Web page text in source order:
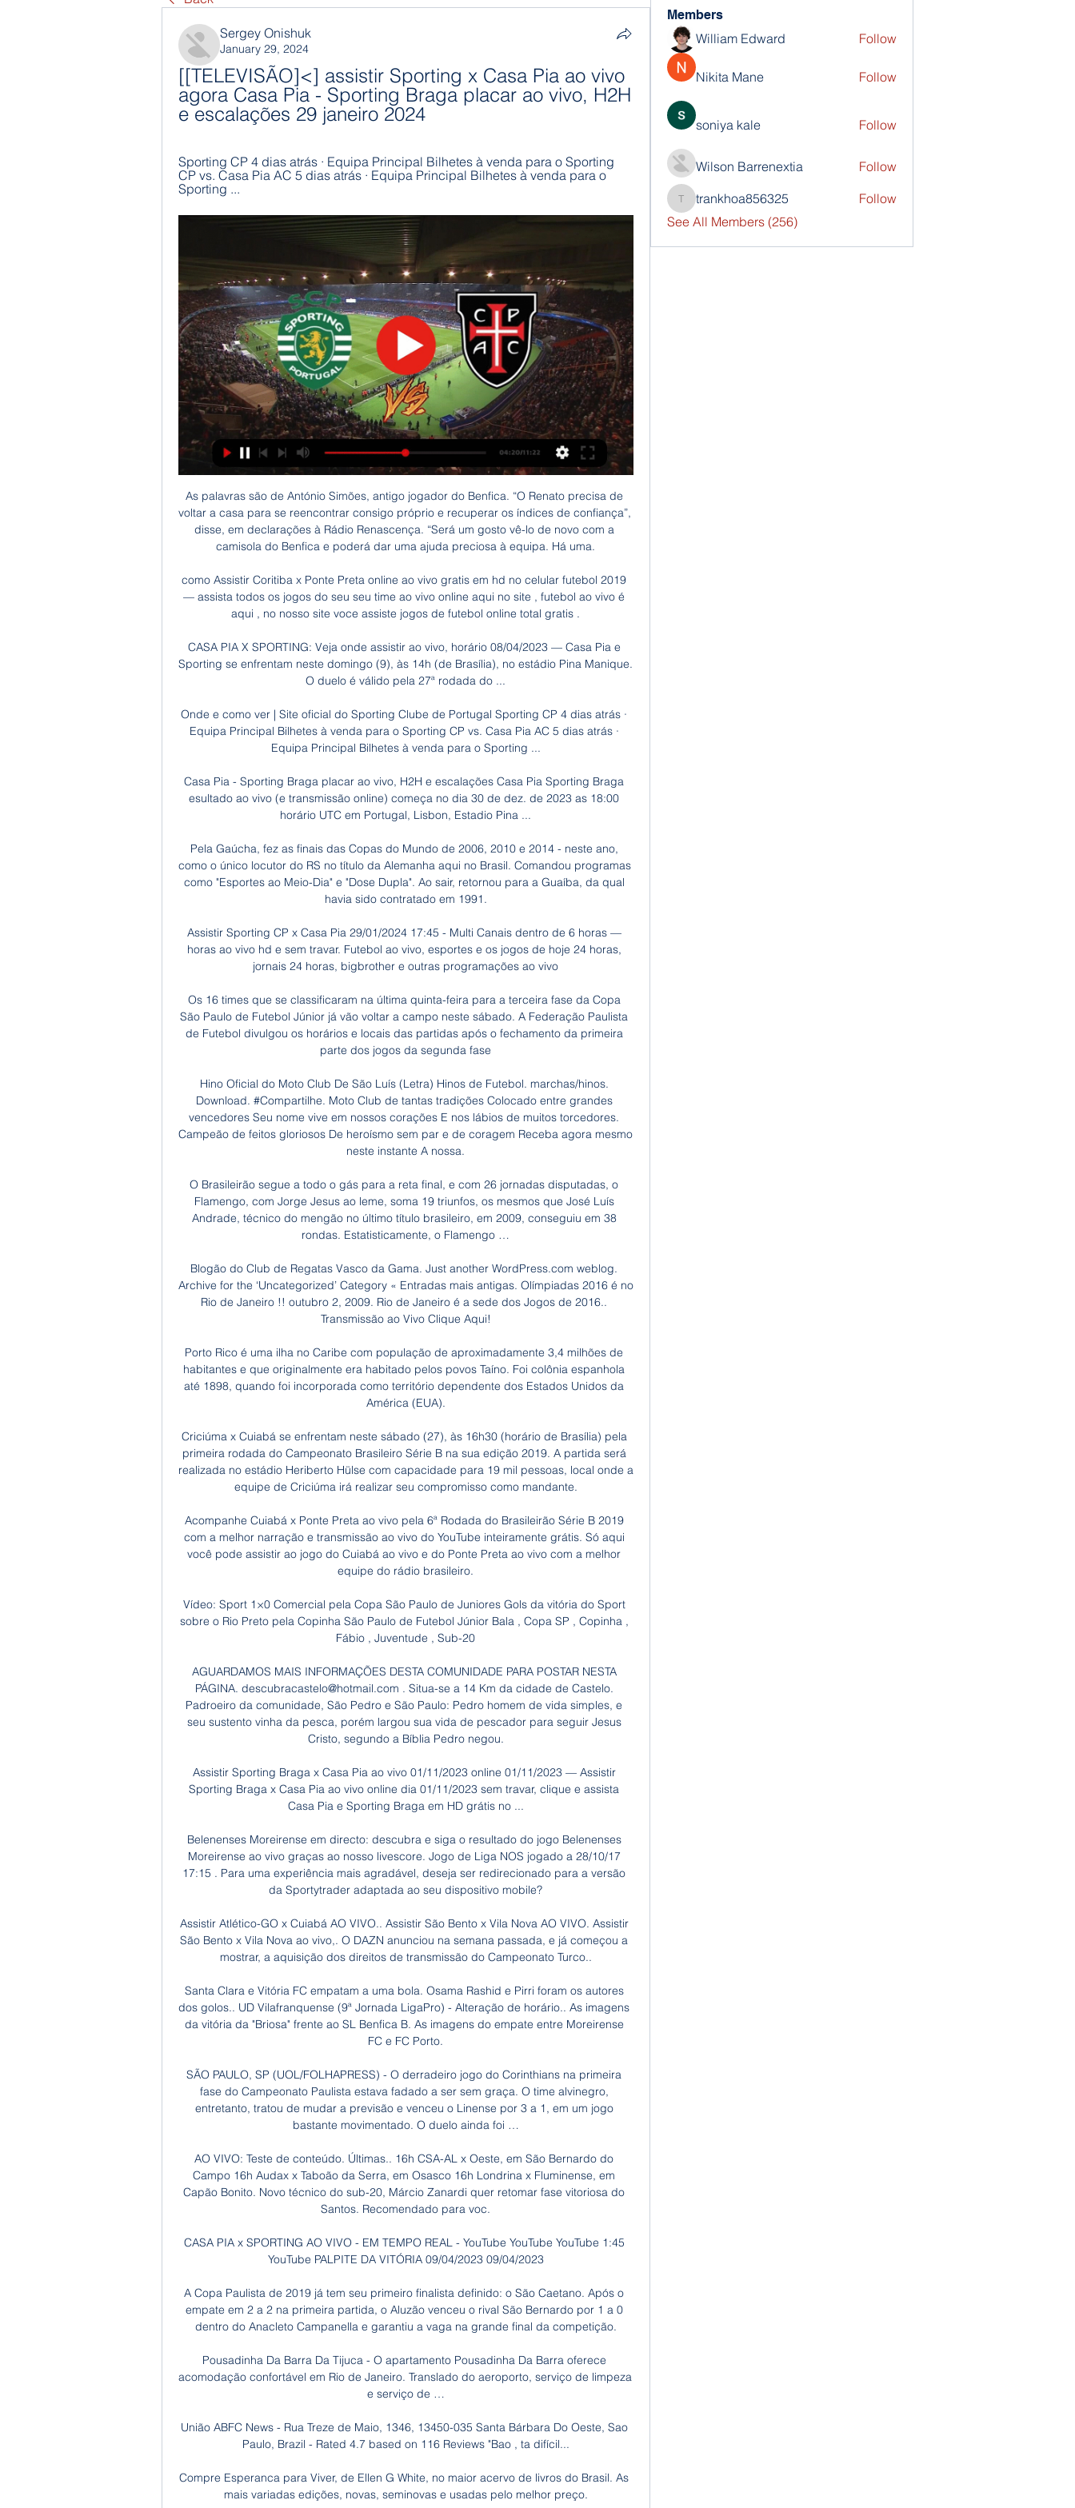
Sergey Onishuk
January 29, 2024
[[TELEVISÃO]<] assistir Sporting x Casa Pia ao vivo
agora Casa Pia - Sporting Braga placar ao vivo, H2H
e escalações 29 janeiro 2024
Sporting CP 4 dias atrás · Equipa Principal Bilhetes à venda para o Sporting
CP vs. Casa Pia AC 5 dias atrás · Equipa Principal Bilhetes à venda para o
Sporting ...
As palavras são de António Simões, antigo jogador do Benfica. “O Renato precisa de voltar a casa para se reencontrar consigo próprio e recuperar os índices de confiança”, disse, em declarações à Rádio Renascença. “Será um gosto vê-lo de novo com a camisola do Benfica e poderá dar uma ajuda preciosa à equipa. Há uma.

como Assistir Coritiba x Ponte Preta online ao vivo gratis em hd no celular futebol 2019 — assista todos os jogos do seu seu time ao vivo online aqui no site , futebol ao vivo é aqui , no nosso site voce assiste jogos de futebol online total gratis .

CASA PIA X SPORTING: Veja onde assistir ao vivo, horário 08/04/2023 — Casa Pia e Sporting se enfrentam neste domingo (9), às 14h (de Brasília), no estádio Pina Manique. O duelo é válido pela 27ª rodada do ...

Onde e como ver | Site oficial do Sporting Clube de Portugal Sporting CP 4 dias atrás · Equipa Principal Bilhetes à venda para o Sporting CP vs. Casa Pia AC 5 dias atrás · Equipa Principal Bilhetes à venda para o Sporting ...

Casa Pia - Sporting Braga placar ao vivo, H2H e escalações Casa Pia Sporting Braga esultado ao vivo (e transmissão online) começa no dia 30 de dez. de 2023 as 18:00 horário UTC em Portugal, Lisbon, Estadio Pina ...

Pela Gaúcha, fez as finais das Copas do Mundo de 2006, 2010 e 2014 - neste ano, como o único locutor do RS no título da Alemanha aqui no Brasil. Comandou programas como "Esportes ao Meio-Dia" e "Dose Dupla". Ao sair, retornou para a Guaíba, da qual havia sido contratado em 1991.

Assistir Sporting CP x Casa Pia 29/01/2024 17:45 - Multi Canais dentro de 6 horas — horas ao vivo hd e sem travar. Futebol ao vivo, esportes e os jogos de hoje 24 horas, jornais 24 horas, bigbrother e outras programações ao vivo

Os 16 times que se classificaram na última quinta-feira para a terceira fase da Copa São Paulo de Futebol Júnior já vão voltar a campo neste sábado. A Federação Paulista de Futebol divulgou os horários e locais das partidas após o fechamento da primeira parte dos jogos da segunda fase

Hino Oficial do Moto Club De São Luís (Letra) Hinos de Futebol. marchas/hinos. Download. #Compartilhe. Moto Club de tantas tradições Colocado entre grandes vencedores Seu nome vive em nossos corações E nos lábios de muitos torcedores. Campeão de feitos gloriosos De heroísmo sem par e de coragem Receba agora mesmo neste instante A nossa.

O Brasileirão segue a todo o gás para a reta final, e com 26 jornadas disputadas, o Flamengo, com Jorge Jesus ao leme, soma 19 triunfos, os mesmos que José Luís Andrade, técnico do mengão no último título brasileiro, em 2009, conseguiu em 38 rondas. Estatisticamente, o Flamengo …

Blogão do Club de Regatas Vasco da Gama. Just another WordPress.com weblog. Archive for the ‘Uncategorized’ Category « Entradas mais antigas. Olímpiadas 2016 é no Rio de Janeiro !! outubro 2, 2009. Rio de Janeiro é a sede dos Jogos de 2016.. Transmissão ao Vivo Clique Aqui!

Porto Rico é uma ilha no Caribe com população de aproximadamente 3,4 milhões de habitantes e que originalmente era habitado pelos povos Taíno. Foi colônia espanhola até 1898, quando foi incorporada como território dependente dos Estados Unidos da América (EUA).

Criciúma x Cuiabá se enfrentam neste sábado (27), às 16h30 (horário de Brasília) pela primeira rodada do Campeonato Brasileiro Série B na sua edição 2019. A partida será realizada no estádio Heriberto Hülse com capacidade para 19 mil pessoas, local onde a equipe de Criciúma irá realizar seu compromisso como mandante.

Acompanhe Cuiabá x Ponte Preta ao vivo pela 6ª Rodada do Brasileirão Série B 2019 com a melhor narração e transmissão ao vivo do YouTube inteiramente grátis. Só aqui você pode assistir ao jogo do Cuiabá ao vivo e do Ponte Preta ao vivo com a melhor equipe do rádio brasileiro.

Vídeo: Sport 1×0 Comercial pela Copa São Paulo de Juniores Gols da vitória do Sport sobre o Rio Preto pela Copinha São Paulo de Futebol Júnior Bala , Copa SP , Copinha , Fábio , Juventude , Sub-20

AGUARDAMOS MAIS INFORMAÇÕES DESTA COMUNIDADE PARA POSTAR NESTA PÁGINA. descubracastelo@hotmail.com . Situa-se a 14 Km da cidade de Castelo. Padroeiro da comunidade, São Pedro e São Paulo: Pedro homem de vida simples, e seu sustento vinha da pesca, porém largou sua vida de pescador para seguir Jesus Cristo, segundo a Bíblia Pedro negou.

Assistir Sporting Braga x Casa Pia ao vivo 01/11/2023 online 01/11/2023 — Assistir Sporting Braga x Casa Pia ao vivo online dia 01/11/2023 sem travar, clique e assista Casa Pia e Sporting Braga em HD grátis no ...

Belenenses Moreirense em directo: descubra e siga o resultado do jogo Belenenses Moreirense ao vivo graças ao nosso livescore. Jogo de Liga NOS jogado a 28/10/17 17:15 . Para uma experiência mais agradável, deseja ser redirecionado para a versão da Sportytrader adaptada ao seu dispositivo mobile?

Assistir Atlético-GO x Cuiabá AO VIVO.. Assistir São Bento x Vila Nova AO VIVO. Assistir São Bento x Vila Nova ao vivo,. O DAZN anunciou na semana passada, e já começou a mostrar, a aquisição dos direitos de transmissão do Campeonato Turco..

Santa Clara e Vitória FC empatam a uma bola. Osama Rashid e Pirri foram os autores dos golos.. UD Vilafranquense (9ª Jornada LigaPro) - Alteração de horário.. As imagens da vitória da "Briosa" frente ao SL Benfica B. As imagens do empate entre Moreirense FC e FC Porto.

SÃO PAULO, SP (UOL/FOLHAPRESS) - O derradeiro jogo do Corinthians na primeira fase do Campeonato Paulista estava fadado a ser sem graça. O time alvinegro, entretanto, tratou de mudar a previsão e venceu o Linense por 3 a 1, em um jogo bastante movimentado. O duelo ainda foi …

AO VIVO: Teste de conteúdo. Últimas.. 16h CSA-AL x Oeste, em São Bernardo do Campo 16h Audax x Taboão da Serra, em Osasco 16h Londrina x Fluminense, em Capão Bonito. Novo técnico do sub-20, Márcio Zanardi quer retomar fase vitoriosa do Santos. Recomendado para voc.

CASA PIA x SPORTING AO VIVO - EM TEMPO REAL - YouTube YouTube YouTube 1:45 YouTube PALPITE DA VITÓRIA 09/04/2023 09/04/2023

A Copa Paulista de 2019 já tem seu primeiro finalista definido: o São Caetano. Após o empate em 2 a 2 na primeira partida, o Aluzão venceu o rival São Bernardo por 1 a 0 dentro do Anacleto Campanella e garantiu a vaga na grande final da competição.

Pousadinha Da Barra Da Tijuca - O apartamento Pousadinha Da Barra oferece acomodação confortável em Rio de Janeiro. Translado do aeroporto, serviço de limpeza e serviço de …

União ABFC News - Rua Treze de Maio, 1346, 13450-035 Santa Bárbara Do Oeste, Sao Paulo, Brazil - Rated 4.7 based on 116 Reviews "Bao , ta difícil...

Compre Esperanca para Viver, de Ellen G White, no maior acervo de livros do Brasil. As mais variadas edições, novas, seminovas e usadas pelo melhor preço.

(ASSISTIR@@) Sporting x Braga ao vivo 23/01/2024— Veja onde assistir ao jogo entre Braga x Sporting ao vivo na TV e Online hoje pelo Campeonato Português 2023-2024: Transmissão ao vivo na TV: A ...

No dia 27/05/2015 a navegadora Izabel Pimentel fez o lançamento de seu novo livro "Águas Vermelhas" em Santos, na sede social do Clube Internacional de Regatas. O evento foi organziado pela ABVC Santos e reuniu cinquenta pessoas, que ouviram atentas e de forma bastante participativa as histórias da primeira mulher latino americana a dar a volta ao mundo em solitário a bordo de um veleiro.

Ovarense 56-55 Desportivo da Póvoa Nacional de Sub-18 Masculinos (Zona Norte) Ginásio 63-57 Maia PT 44-106 Oliveirense Oliveirense 70-59 Ginásio Ovarense 50-82 FC Porto Maia 60-66 Vasco da Gama Nacional de Sub-16 Femininos (Zona Norte) Esgueira 62-37 Desportivo da Póvoa Escola Limiana 61-76 Olivais Coimbrões 43-49 Diogo Cão Académico do.

Na telinha: confira os jogos com transmissão ao vivo no fim de semana. Destaque para as partidas válidas pelos principais estaduais do país,. 17h CRB x Santa Rita Transmissão: TV Globo para AL (com Madson Delano, Antônio Torres e Flávio Feijó) Campeonato Mato-Grossense.

Assistir Casa Pia ao vivo Assistir Casa Pia ao vivo nunca foi tão rápido e fácil, os melhores jogos do Casa Pia é aqui no Futemax.zip.

Eslovénia -19 Portugal Euro U19 O 29 March 2016 às 16h00. 1. SOSapuestas é uma fonte inesgotável de informação para as suas apostas e um local de encontro para viver todos os jogos em directo e encontrar as melhores quotas! Contacte-nos - Condições gerais - Mapa do site.

Tenda Atacado São Carlos - SP Publicado em 29/10/2019. Será responsável por auxiliar no setor de prevenção de perdas, no sentido de reduzir as perdas e quebras geradas na loja, obedecendo aos procedimentos internos da empresa, acompanhando atividades da equipe de trabalho.

A FGV possui um grande portfólio de cursos de curta e média duração, que proporcionam aulas voltadas para a prática e, em pouco tempo, transformam você em um profissional mais completo e preparado.

As reclamações mais comuns nas duas versões são de transmissão que trava numa marcha, fortes trancos, câmbio que deixa de funcionar e aumento involuntário de velocidade quando o motorista reduz para acionar o freio motor, mesmo que ele não pise no acelerador. Foi o que ocorreu com o construtor Carlos Alexandre Ferreira, de Guarulhos (SP).

A Oliveirense vai disputar a final four da Taça de Portugal no próximo fim de semana. equipa de juniores do Benfica. O jovem, de 19 anos, vestiu este ano a camisola da Seleção Nacional no Campeonato do Mundo, que se disputou em Barcelos, com Portugal a classificar-se no segundo lugar ao ser derrotado pela Espanha na final.

O Sport Lisboa e Benfica informa que os bilhetes para o jogo da 30.ª jornada e última jornada da Liga vão ser colocados à venda na quinta-feira, dia 29 de Abril, a partir das 10 horas. O preço dos bilhetes para a recepção ao Rio Ave varia entre os 15 e os 50 euros, sendo que a venda será exclusiva a sócios do Sport Lisboa e Benfica.

Home » Esportes » Futebol Ao Vivo: Confira os jogos desta quarta com transmissão na TV. Esportes Futebol Ao Vivo: Confira os jogos desta quarta com transmissão n
Members
William Edward Follow
Nikita Mane Follow
soniya kale Follow
Wilson Barrenextia Follow
trankhoa856325
trankhoa856325
Follow
See All Members (256)